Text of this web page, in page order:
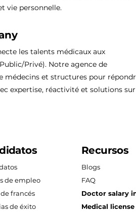
vie personnelle.
les talents médicaux aux
Privé). Notre agence de
médecins et structures pour
expertise, réactivité et solutions sur
de empleo
francés
de éxito
Recursos
Blogs
FAQ
Doctor salary
Medical